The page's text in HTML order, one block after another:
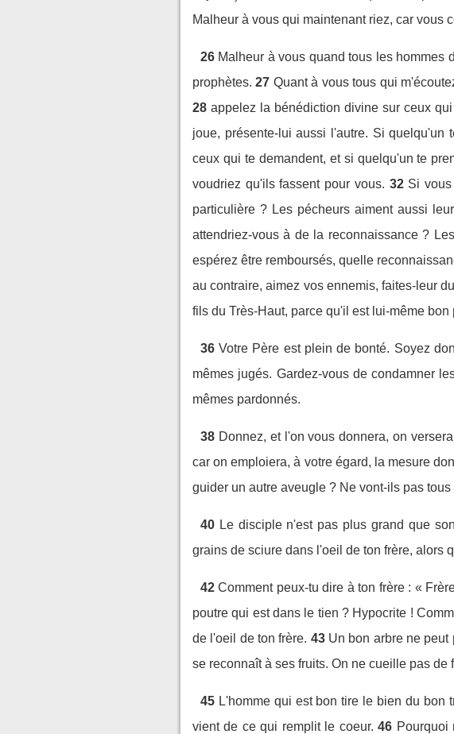
Malheur à vous qui maintenant riez, car vous
26 Malheur à vous quand tous les hommes
prophètes. 27 Quant à vous tous qui
28 appelez la bénédiction divine sur ceux
joue, présente-lui aussi l'autre. Si quelqu'un
ceux qui te demandent, et si quelqu'un te
voudriez qu'ils fassent pour vous. 32 Si
particulière ? Les pécheurs aiment aussi
attendriez-vous à de la reconnaissance ?
espérez être remboursés, quelle
au contraire, aimez vos ennemis, faites-leur
fils du Très-Haut, parce qu'il est lui-même
36 Votre Père est plein de bonté. Soyez
mêmes jugés. Gardez-vous de condamner
mêmes pardonnés.
38 Donnez, et l'on vous donnera, on
car on emploiera, à votre égard, la mesure
guider un autre aveugle ? Ne vont-ils pas
40 Le disciple n'est pas plus grand que
grains de sciure dans l'oeil de ton frère, alors
42 Comment peux-tu dire à ton frère : «
poutre qui est dans le tien ? Hypocrite !
de l'oeil de ton frère. 43 Un bon arbre ne peut
se reconnaît à ses fruits. On ne cueille pas
45 L'homme qui est bon tire le bien du bon
vient de ce qui remplit le coeur. 46 Pourquoi